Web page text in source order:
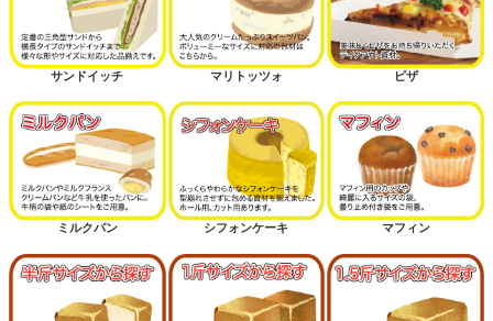
サンドイッチ マリトッツォ ピザ
ミルクパン シフォンケーキ マフィン